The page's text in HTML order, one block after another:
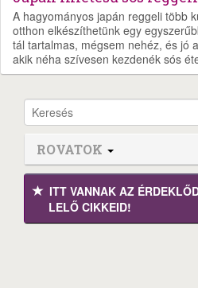
A hagyományos japán reggeli több
otthon elkészíthetünk egy
tál tartalmas, mégsem nehéz, és jó
akik néha szívesen kezdenék sós
ROVATOK
ITT VANNAK AZ
LELŐ CIKKEID!